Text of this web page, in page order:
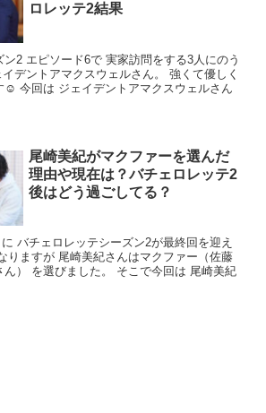
ロレッテ2結果
2 エピソード6で 実家訪問をする3人にのう
デントアマクスウェルさん。 強くて優しく
☺️ 今回は ジェイデントアマクスウェルさん
尾崎美紀がマクファーを選んだ
理由や現在は？バチェロレッテ2
後はどう過ごしてる？
バチェロレッテシーズン2が最終回を迎え
りますが 尾崎美紀さんはマクファー（佐藤
ん） を選びました。 そこで今回は 尾崎美紀